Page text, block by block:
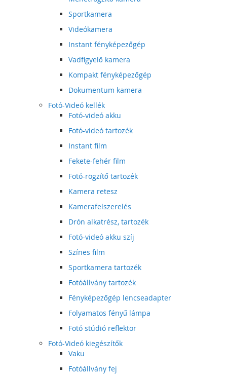
Sportkamera
Videókamera
Instant fényképezőgép
Vadfigyelő kamera
Kompakt fényképezőgép
Dokumentum kamera
Fotó-Videó kellék
Fotó-videó akku
Fotó-videó tartozék
Instant film
Fekete-fehér film
Fotó-rögzítő tartozék
Kamera retesz
Kamerafelszerelés
Drón alkatrész, tartozék
Fotó-videó akku szíj
Színes film
Sportkamera tartozék
Fotóállvány tartozék
Fényképezőgép lencseadapter
Folyamatos fényű lámpa
Fotó stúdió reflektor
Fotó-Videó kiegészítők
Vaku
Fotóállvány fej